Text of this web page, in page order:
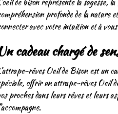
profonde de la nature
avec votre intuition et à
cadeau chargé de
rêves Oeil de Bison est un
offrir un attrape-rêves Oeil
proches dans leurs rêves et leurs